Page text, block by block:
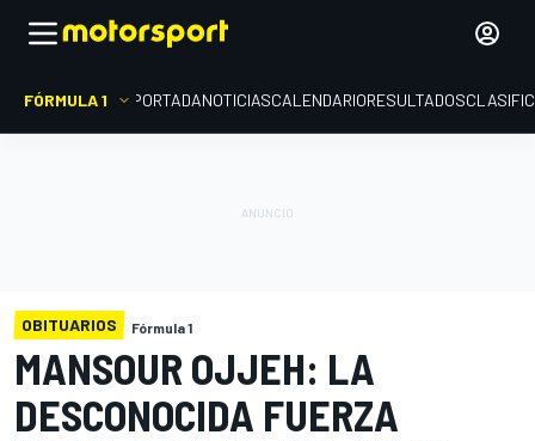
FÓRMULA 1 PORTADANOTICIASCALENDARIORESULTADOS
OBITUARIOS Fórmula 1
MANSOUR OJJEH: LA
DESCONOCIDA FUERZA